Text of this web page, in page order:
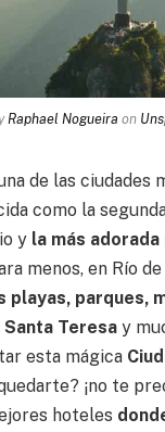
Raphael Nogueira on
de las ciudades
como la
y la más
menos, en Río
playas, parques,
Teresa y
esta mágica
¡no te
hoteles